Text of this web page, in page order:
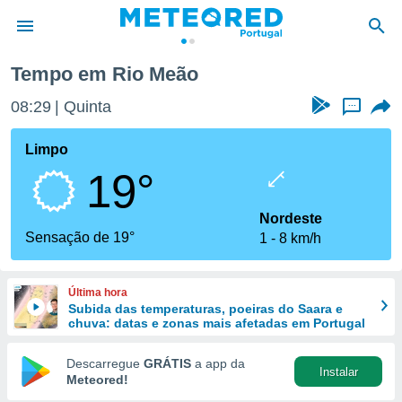
da
foi
fornecidas
a este
das
e
forma
digital
Tempo em Rio Meão
08:29 Quinta ...
Limpo
19°
Sensação de 19°
Nordeste
1
8 km/h
Última hora
Subida das temperaturas, poeiras do Saara e
chuva: datas e zonas mais afetadas em Portugal
Descarregue GRÁTIS a app da
Meteored!
Instalar